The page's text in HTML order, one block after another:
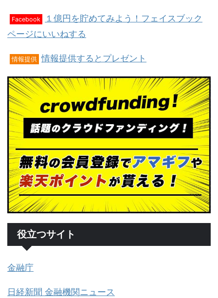
Facebook
１億円を貯めてみよう！フェイスブック
ページにいいねする
情報提供 情報提供するとプレゼント
役立つサイト
金融庁
日経新聞 金融機関ニュース